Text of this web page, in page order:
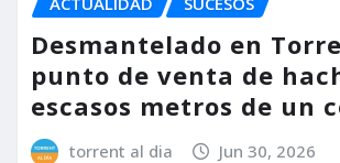
Desmantelado en
punto de venta de
escasos metros de un
torrent al dia Jun 30, 2026